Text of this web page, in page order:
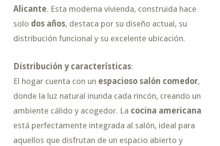
Alicante. Esta moderna vivienda, construida hace
solo dos años, destaca por su diseño actual, su
distribución funcional y su excelente ubicación.
Distribución y características:
El hogar cuenta con un espacioso salón comedor,
donde la luz natural inunda cada rincón, creando un
ambiente cálido y acogedor. La cocina americana
está perfectamente integrada al salón, ideal para
aquellos que disfrutan de un espacio abierto y